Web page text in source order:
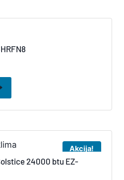
Akcija!
24000 btu EZ-